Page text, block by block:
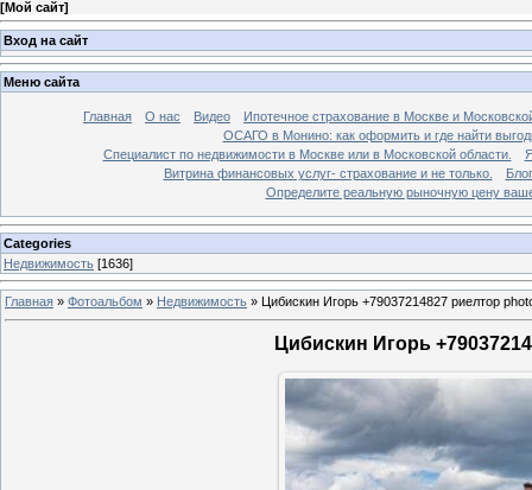
[Мой сайт]
Вход на сайт
Меню сайта
Главная О нас Видео
Ипотечное страхование в Москве и
ОСАГО в Монино: как оформить и где найти
Специалист по недвижимости в Москве или в Московской области.
Витрина финансовых услуг- страхование и не только.
Блог
Определите реальную рыночную цену
Categories
Недвижимость [1636]
Главная » Фотоальбом » Недвижимость » Цибискин Игорь +79037214827 риелтор
Цибискин Игорь